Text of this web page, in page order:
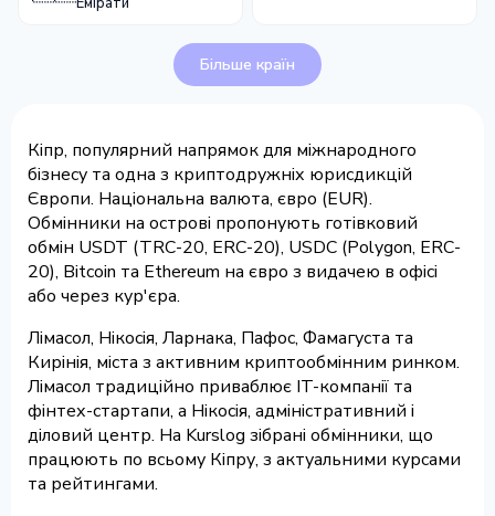
Більше країн
Кіпр, популярний напрямок для міжнародного
бізнесу та одна з криптодружніх юрисдикцій
Європи. Національна валюта, євро (EUR).
Обмінники на острові пропонують готівковий
обмін USDT (TRC-20, ERC-20), USDC (Polygon, ERC-
20), Bitcoin та Ethereum на євро з видачею в офісі
або через кур'єра.
Лімасол, Нікосія, Ларнака, Пафос, Фамагуста та
Кирінія, міста з активним криптообмінним ринком.
Лімасол традиційно приваблює IT-компанії та
фінтех-стартапи, а Нікосія, адміністративний і
діловий центр. На Kurslog зібрані обмінники, що
працюють по всьому Кіпру, з актуальними курсами
та рейтингами.